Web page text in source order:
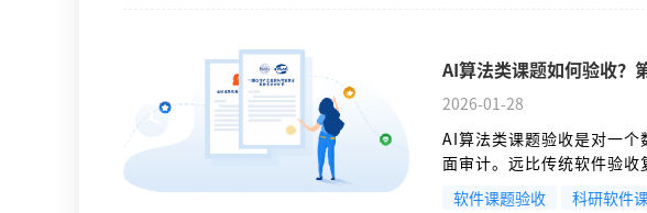
AI算法类课题如何验收？
2026-01-28
AI算法类课题验收是对一
面审计。远比传统软件验收
软件课题验收
科研软件